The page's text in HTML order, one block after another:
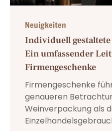
Neuigkeiten
Individuell
Ein umfassender
Firmengeschenke
Firmengeschenke
genaueren
Weinverpackung als